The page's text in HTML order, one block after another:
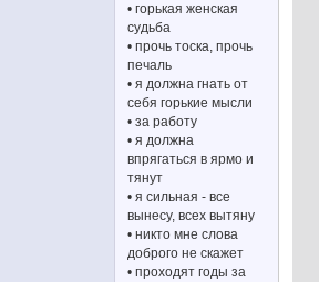
• горькая женская
судьба
• прочь тоска, прочь
печаль
• я должна гнать от
себя горькие мысли
• за работу
• я должна
впрягаться в ярмо и
тянут
• я сильная - все
вынесу, всех вытяну
• никто мне слова
доброго не скажет
• проходят годы за